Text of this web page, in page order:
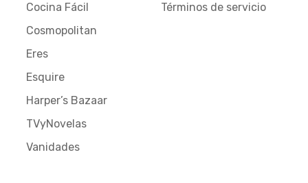
Cocina Fácil
Cosmopolitan
Eres
Esquire
Harper’s Bazaar
TVyNovelas
Vanidades
Términos de servicio